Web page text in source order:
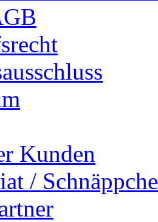
Kunden
/